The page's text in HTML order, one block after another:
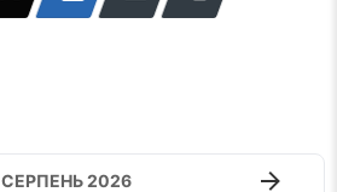
СЕРПЕНЬ 2026